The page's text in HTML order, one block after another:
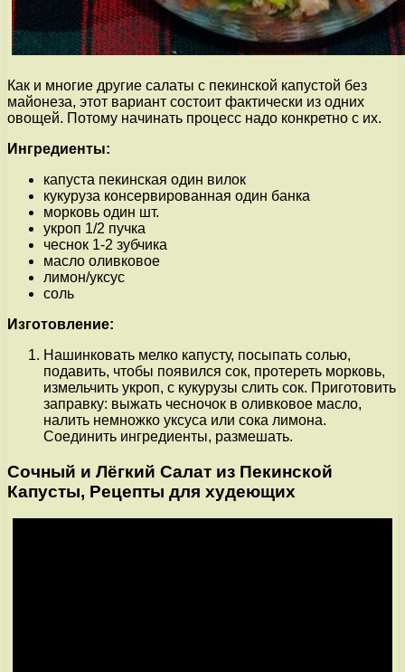
Как и многие другие салаты с пекинской капустой без
майонеза, этот вариант состоит фактически из одних
овощей. Потому начинать процесс надо конкретно с их.
Ингредиенты:
капуста пекинская один вилок
кукуруза консервированная один банка
морковь один шт.
укроп 1/2 пучка
чеснок 1-2 зубчика
масло оливковое
лимон/уксус
соль
Изготовление:
Нашинковать мелко капусту, посыпать солью,
подавить, чтобы появился сок, протереть морковь,
измельчить укроп, с кукурузы слить сок. Приготовить
заправку: выжать чесночок в оливковое масло,
налить немножко уксуса или сока лимона.
Соединить ингредиенты, размешать.
Сочный и Лёгкий Салат из Пекинской
Капусты, Рецепты для худеющих